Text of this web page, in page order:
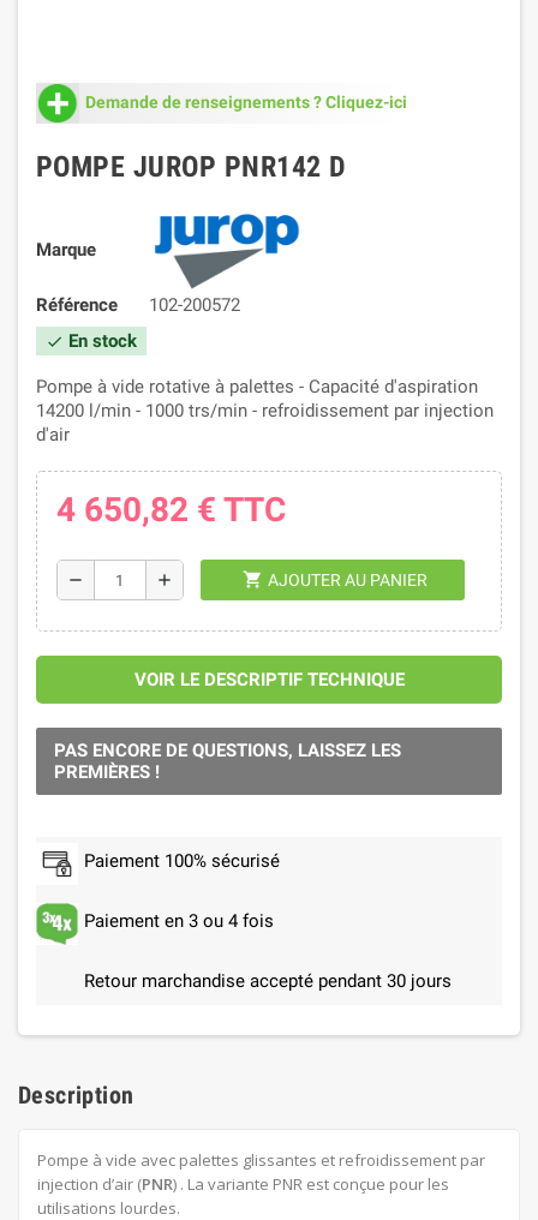
Demande de renseignements ? Cliquez-ici
POMPE JUROP PNR142 D
Marque
Référence 102-200572
check En stock
Pompe à vide rotative à palettes - Capacité d'aspiration
14200 l/min - 1000 trs/min - refroidissement par injection
d'air
4 650,82 € TTC
remove add shopping_cart AJOUTER AU PANIER
VOIR LE DESCRIPTIF TECHNIQUE
PAS ENCORE DE QUESTIONS, LAISSEZ LES
PREMIÈRES !
Paiement 100% sécurisé
Paiement en 3 ou 4 fois
Retour marchandise accepté pendant 30 jours
Description
Pompe à vide avec palettes glissantes et refroidissement par
injection d’air (PNR) . La variante PNR est conçue pour les
utilisations lourdes.